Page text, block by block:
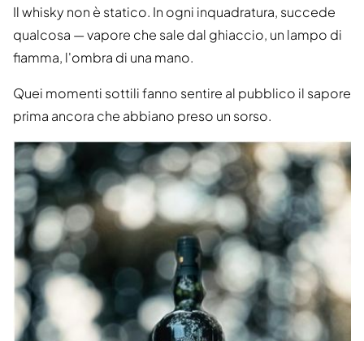
Il whisky non è statico. In ogni inquadratura, succede
qualcosa — vapore che sale dal ghiaccio, un lampo di
fiamma, l'ombra di una mano.
Quei momenti sottili fanno sentire al pubblico il sapore
prima ancora che abbiano preso un sorso.